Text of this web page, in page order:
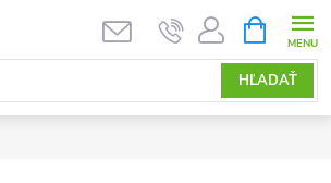
HĽADAŤ
KOŠÍK